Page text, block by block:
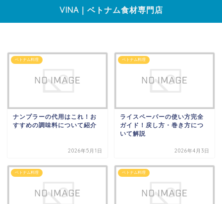
VINA｜ベトナム食材専門店
ベトナム料理
ナンプラーの代用はこれ！お
すすめの調味料について紹介
2026年5月1日
ベトナム料理
ライスペーパーの使い方完全
ガイド！戻し方・巻き方につ
いて解説
2026年4月3日
ベトナム料理 ベトナム料理